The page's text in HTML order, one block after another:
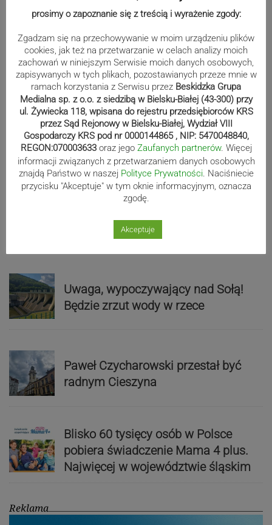
Wydarzenia
Efektowne międzynarodowe
ćwiczenia nad Jeziorem Żywieckim.
Zobacz niezwykłe zdjęcia
Uwaga, wypoczywający nad Sołą!
Będzie zrzut wody w rzece
Paweł Czycharowski przestał być
radnym Cieszyna
Blisko 60 tysięcy osób w Polsce
pobiera świadczenie Mama 4 plus.
Najwięcej w województwie śląskim
Reklama
prosimy o zapoznanie się z treścią i wyrażenie zgody:
Zgadzam się na przechowywanie w moim urządzeniu plików
cookies, jak też na przetwarzanie w celach analizy moich
zachowań w niniejszym Serwisie moich danych osobowych,
zapisywanych w tych plikach, pozostawianych przeze mnie w
ramach korzystania z Serwisu przez Beskidzka Grupa
Medialna sp. z o.o. z siedzibą w Bielsku-Białej (43-300) przy
ul. Żywiecka 118, wpisana do rejestru przedsiębiorców KRS
przez Sąd Rejonowy w Bielsku-Białej, Wydział VIII
Gospodarczy KRS pod nr 0000144865 , NIP: 5470048840,
REGON:070003633 oraz jego Zaufanych partnerów. Więcej
informacji związanych z przetwarzaniem danych osobowych
znajdą Państwo w naszej Polityce Prywatności. Naciśniecie
przycisku "Akceptuje" w tym oknie informacyjnym, oznacza
zgodę.
Akceptuje